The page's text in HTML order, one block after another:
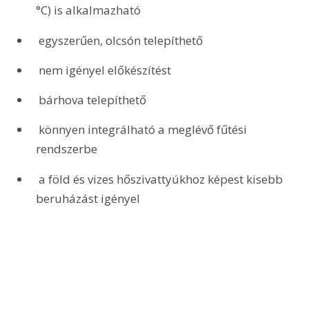
°C) is alkalmazható
egyszerűen, olcsón telepíthető
nem igényel előkészítést
bárhova telepíthető
rendszerbe
a föld és vizes hőszivattyúkhoz képest kisebb
beruházást igényel